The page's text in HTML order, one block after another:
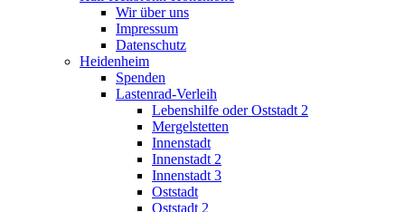
Wir über uns
Impressum
Datenschutz
Heidenheim
Spenden
Lastenrad-Verleih
Lebenshilfe oder Oststadt 2
Mergelstetten
Innenstadt
Innenstadt 2
Innenstadt 3
Oststadt
Oststadt 2